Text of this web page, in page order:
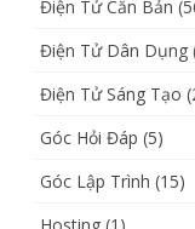
Điện Tử Căn Bản
Điện Tử Dân Dụng
Điện Tử Sáng Tạo
Góc Hỏi Đáp (5)
Góc Lập Trình (15)